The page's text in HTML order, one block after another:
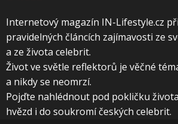
Internetový magazín IN-Lifestyle.cz
pravidelných článcích zajímavosti ze
a ze života celebrit.
Život ve světle reflektorů je věčné
a nikdy se neomrzí.
Pojďte nahlédnout pod pokličku
hvězd i do soukromí českých celebrit.